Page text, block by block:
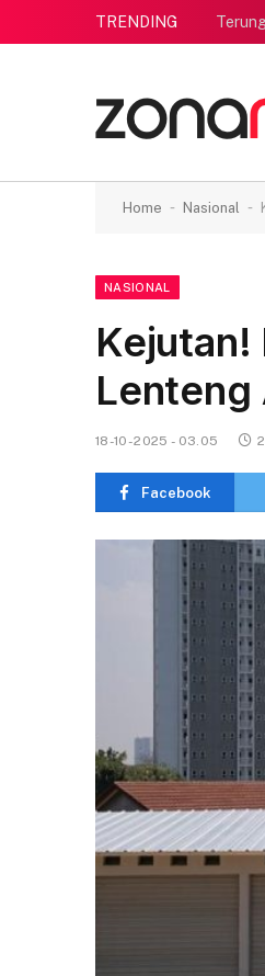
TRENDING
Home - Nasional -
NASIONAL
Kejutan!
Lenteng
18-10-2025 - 03.05
Facebook